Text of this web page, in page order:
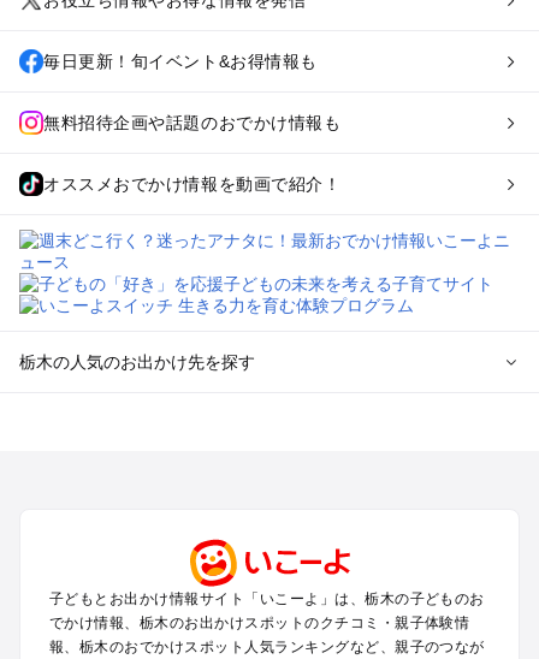
毎日更新！旬イベント&お得情報も
無料招待企画や話題のおでかけ情報も
オススメおでかけ情報を動画で紹介！
栃木の人気のお出かけ先を探す
小山・栃木・鹿沼周辺のプールお出かけ
熊谷・太田・足利・古河のプールお出かけ
塩原・矢板・大田原・西那須野のプールお出かけ
鬼怒川・川治・湯西川・川俣のプールお出かけ
子どもとお出かけ情報サイト「いこーよ」は、栃木の子どものお
でかけ情報、栃木のお出かけスポットのクチコミ・親子体験情
報、栃木のおでかけスポット人気ランキングなど、親子のつなが